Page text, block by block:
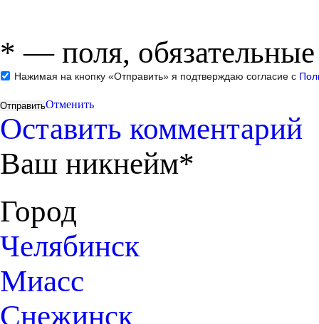
* — поля,
Нажимая на кнопку «Отправить» я подтверждаю согласие с
Отменить
Оставить комментарий
Ваш никнейм*
Город
Челябинск
Миасс
Снежинск